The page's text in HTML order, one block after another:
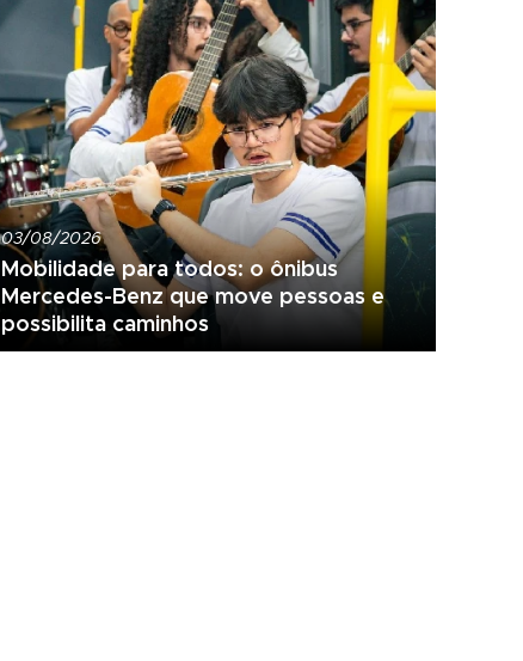
03/08/2026
Mobilidade para todos: o ônibus
Mercedes-Benz que move pessoas e
possibilita caminhos